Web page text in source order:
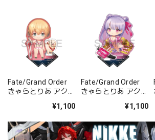
Fate/Grand Order
きゃらとりあ アクリ
¥1,100
Fate/Grand Order
きゃらとりあ アクリ
ー/パッションリッ
¥1,100